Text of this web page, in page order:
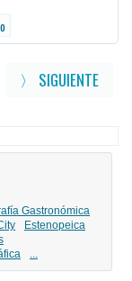
〉 SIGUIENTE
Gastronómica
Estenopeica
...